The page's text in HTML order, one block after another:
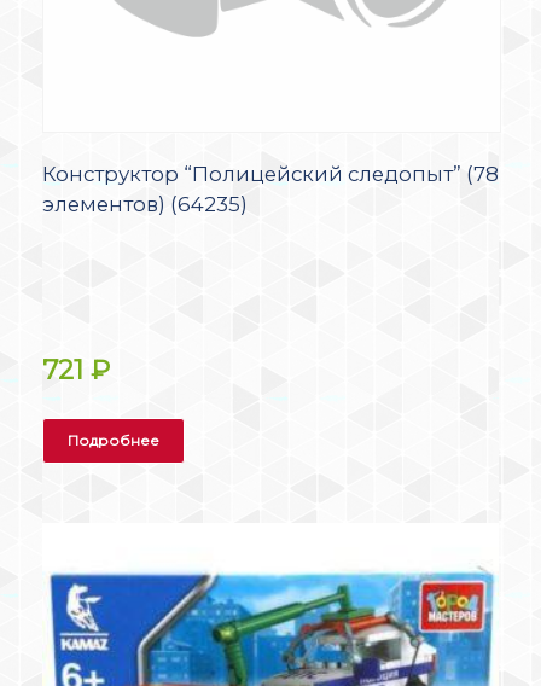
Конструктор “Полицейский следопыт” (78
элементов) (64235)
721 ₽
Подробнее